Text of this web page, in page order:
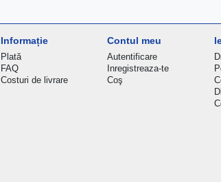
Informație
Plată
FAQ
Costuri de livrare
Contul meu
Autentificare
Inregistreaza-te
Coş